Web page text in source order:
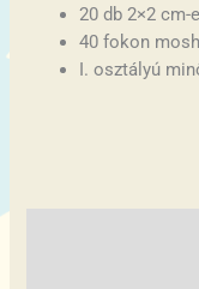
20 db 2×2
40 fokon
I. osztályú